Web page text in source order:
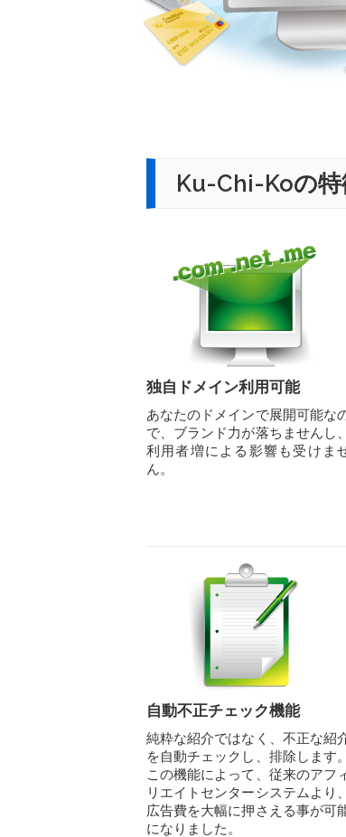
Ku-Chi-Koの
独自ドメイン利用可能
あなたのドメインで展開可能な
で、ブランド力が落ちませんし、
利用者増による影響も受けま
ん。
自動不正チェック機能
純粋な紹介ではなく、不正な紹
を自動チェックし、排除します。
この機能によって、従来のアフ
リエイトセンターシステムより、
広告費を大幅に押さえる事が可
になりました。